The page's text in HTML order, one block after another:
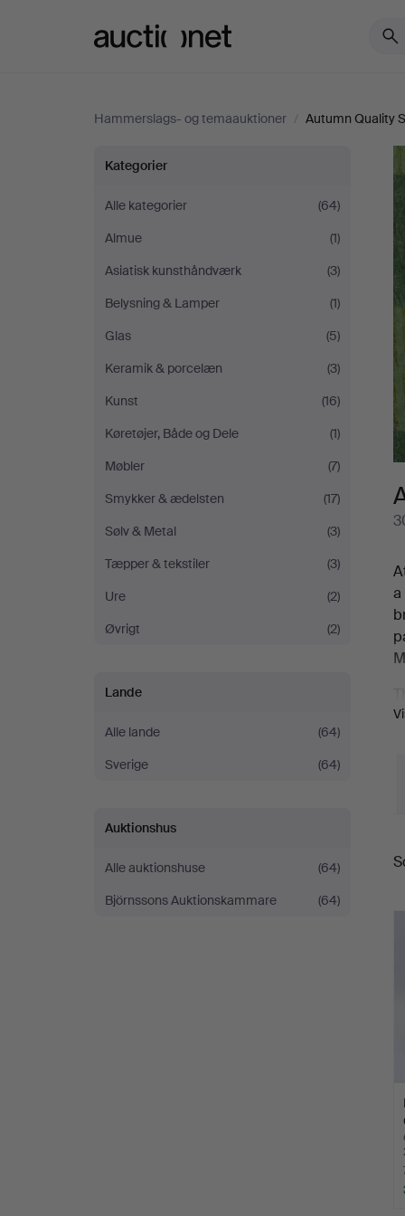
Hammerslags- og temaauktioner / Autumn Quality
Autumn
Quality
Sale
Kategorier
Alle kategorier
(64)
Almue
(1)
Asiatisk kunsthåndværk
(3)
Belysning & Lamper
(1)
Glas
(5)
Keramik & porcelæn
(3)
Kunst
(16)
Køretøjer, Både og Dele
(1)
Møbler
(7)
Smykker & ædelsten
(17)
Sølv & Metal
(3)
Tæpper & tekstiler
(3)
Ure
(2)
Øvrigt
(2)
Lande
Alle lande
(64)
Sverige
(64)
Auktionshus
Alle auktionshuse
(64)
Björnssons Auktionskammare
(64)
a